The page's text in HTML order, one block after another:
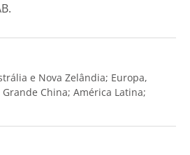
e Nova Zelândia; Europa,
China; América Latina;